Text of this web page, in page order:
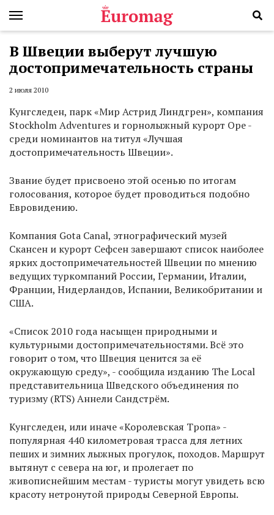
В Швеции выберут лучшую
достопримечательность страны
2 июля 2010
Кунгследен, парк «Мир Астрид Линдгрен», компания
Stockholm Adventures и горнолыжный курорт Оре -
среди номинантов на титул «Лучшая
достопримечательность Швеции».
Звание будет присвоено этой осенью по итогам
голосования, которое будет проводиться подобно
Евровидению.
Компания Gota Сanal, этнографический музей
Скансен и курорт Сефсен завершают список наиболее
ярких достопримечательностей Швеции по мнению
ведущих туркомпаний России, Германии, Италии,
Франции, Нидерландов, Испании, Великобритании и
США.
«Список 2010 года насыщен природными и
культурными достопримечательностями. Всё это
говорит о том, что Швеция ценится за её
окружающую среду», - сообщила изданию The Local
представительница Шведского объединения по
туризму (RTS) Аннели Сандстрём.
Кунгследен, или иначе «Королевская Тропа» -
популярная 440 километровая трасса для летних
пеших и зимних лыжных прогулок, походов. Маршрут
вытянут с севера на юг, и пролегает по
живописнейшим местам - туристы могут увидеть всю
красоту нетронутой природы Северной Европы.